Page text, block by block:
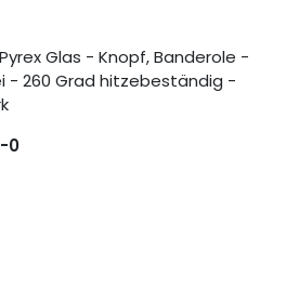
Glas - Knopf, Banderole -
- 260 Grad hitzebeständig -
0